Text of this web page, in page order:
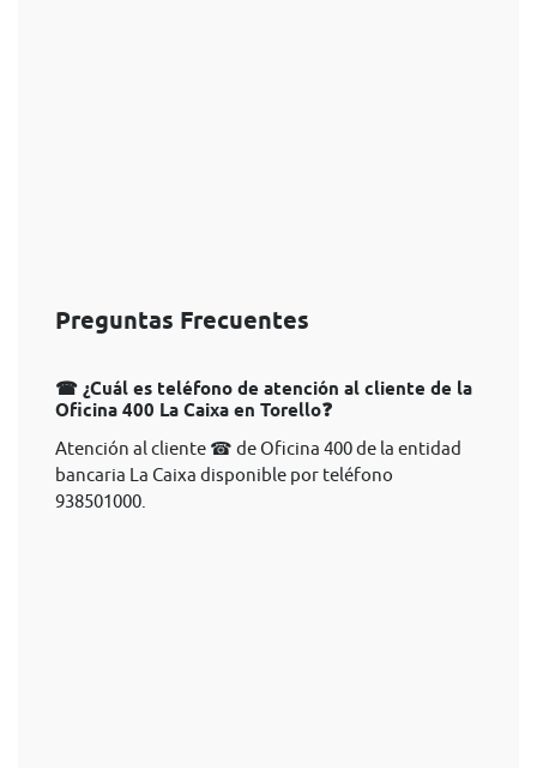
Preguntas Frecuentes
☎ ¿Cuál es teléfono de atención al cliente de la
Oficina 400 La Caixa en Torello❓
Atención al cliente ☎ de Oficina 400 de la entidad
bancaria La Caixa disponible por teléfono
938501000.